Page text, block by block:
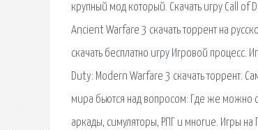
крупный мод который. Скачать игру Call of
Ancient Warfare 3 скачать торрент на
скачать бесплатно игру Игровой
Duty: Modern Warfare 3 скачать торрент.
мира бьются над вопросом: Где же можно
аркады, симуляторы, РПГ и многие. Игры